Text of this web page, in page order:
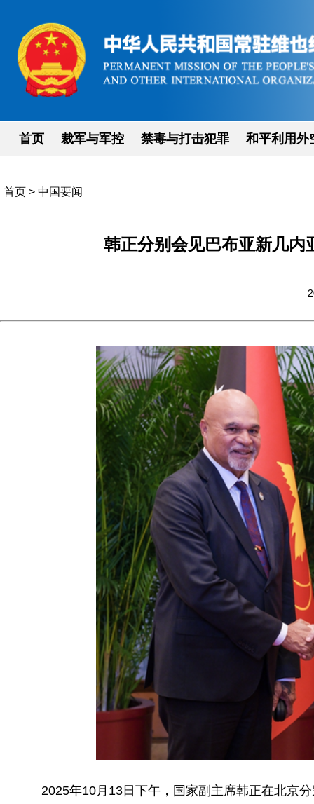
首页 裁军与军控 禁毒与打击犯罪 和平利用外
首页 > 中国要闻
韩正分别会见巴布亚新几内
2025年10月13日下午，国家副主席韩正在北京